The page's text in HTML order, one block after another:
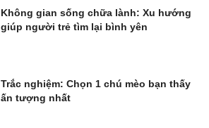
Không gian sống chữa lành: Xu hướng
giúp người trẻ tìm lại bình yên
Trắc nghiệm: Chọn 1 chú mèo bạn thấy
ấn tượng nhất